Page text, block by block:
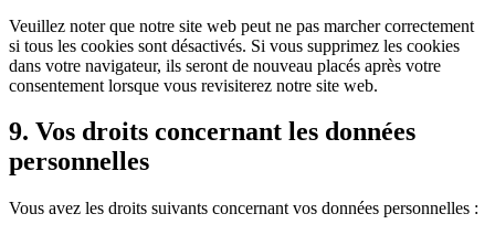
Veuillez noter que notre site web peut ne pas marcher correctement
si tous les cookies sont désactivés. Si vous supprimez les cookies
dans votre navigateur, ils seront de nouveau placés après votre
consentement lorsque vous revisiterez notre site web.
9. Vos droits concernant les données
personnelles
Vous avez les droits suivants concernant vos données personnelles :